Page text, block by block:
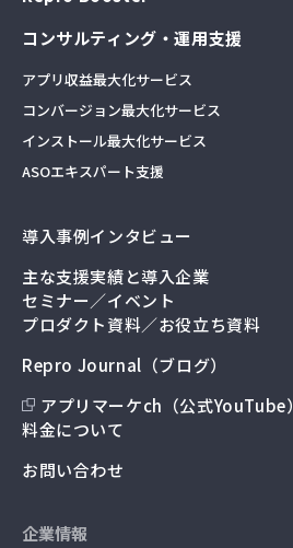
コンサルティング・運用支援
アプリ収益最大化サービス
コンバージョン最大化サービス
インストール最大化サービス
ASOエキスパート支援
導入事例インタビュー
主な支援実績と導入企業
セミナー／イベント
プロダクト資料／お役立ち資料
Repro Journal（ブログ）
アプリマーケch（公式YouTube）
料金について
お問い合わせ
企業情報